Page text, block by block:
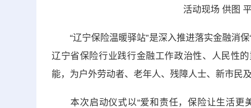
活动现场 供图
“辽宁保险温暖驿站”是深入推进落实金融消保
辽宁省保险行业践行金融工作政治性、人民性
能，为户外劳动者、老年人、残障人士、新市民
本次启动仪式以“爱和责任，保险让生活更